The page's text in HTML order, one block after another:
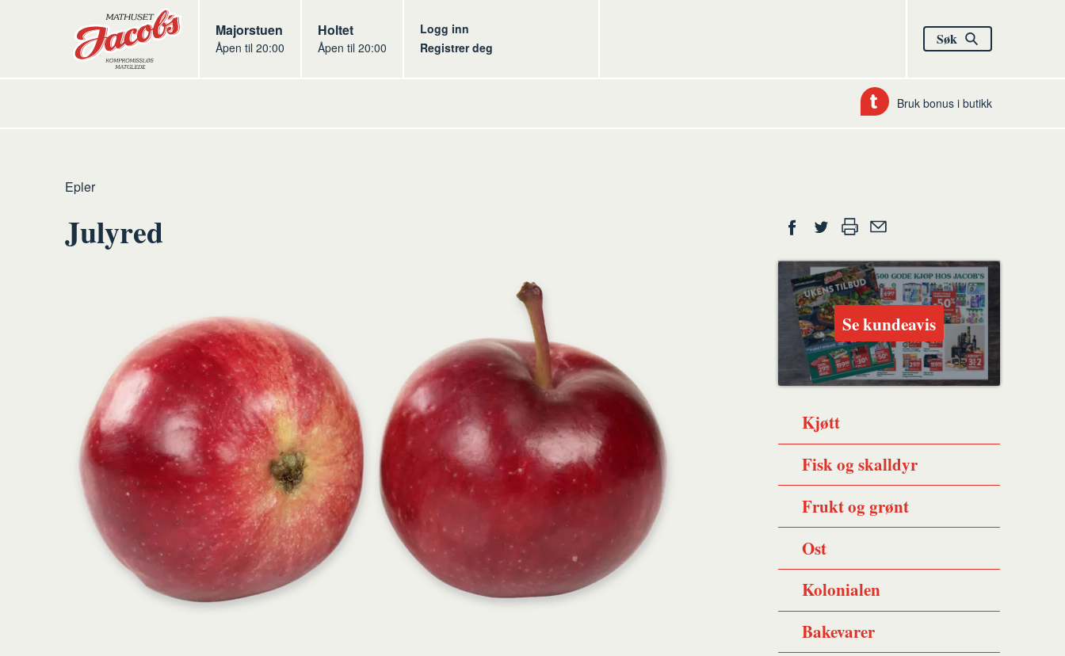
Butikker Jacobs
Majorstuen
Åpen til 20:00
Jacobs
Holtet
Åpen til 20:00
Logg inn
Registrer deg
Søk
Bruk bonus i butikk
Hjem
Frukt
grønt
Råvarer
og
grønt
Frukt
Epler
Julyred Del
på
Facebook
på
Twitter
ut en
venn
Se kundeavis
Kjøtt
Fisk og skalldyr
Frukt og grønt
Ost
Kolonialen
Bakevarer